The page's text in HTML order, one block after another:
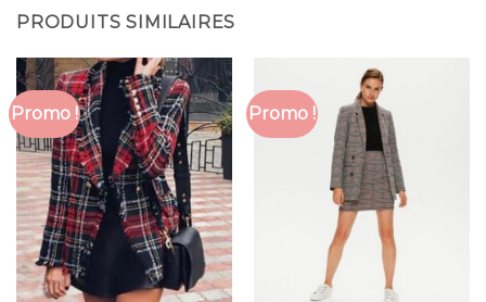
PRODUITS SIMILAIRES
Promo ! Promo !